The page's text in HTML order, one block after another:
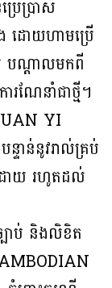
ើប្រាស់
ដោយហាមប្រើ
បណ្តាលមកពី
រណែនាំជាថ្មី។
YI
ាន់នូវរាល់គ្រប់
ដោយ រហូតដល់
បាប់ និងលិខិត